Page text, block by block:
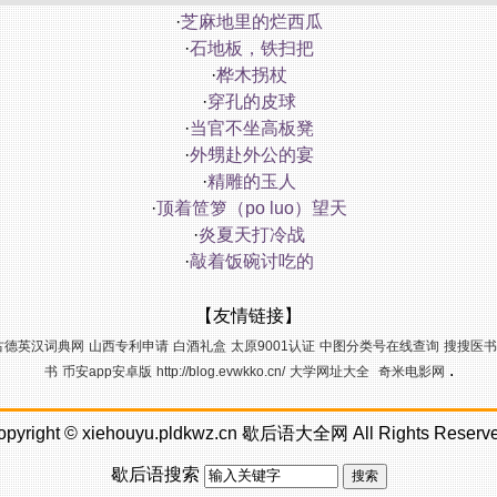
·芝麻地里的烂西瓜
·石地板，铁扫把
·桦木拐杖
·穿孔的皮球
·当官不坐高板凳
·外甥赴外公的宴
·精雕的玉人
·顶着笸箩（po luo）望天
·炎夏天打冷战
·敲着饭碗讨吃的
【友情链接】
德英汉词典网 山西专利申请 白酒礼盒 太原9001认证 中图分类号在线查询 搜搜医书
书 币安app安卓版 http://blog.evwkko.cn/ 大学网址大全 奇米电影网.
©xiehouyu.pldkwz.cn 歇后语大全网All Rights
歇后语搜索